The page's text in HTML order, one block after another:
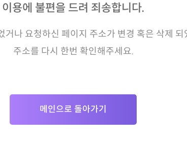
이용에 불편을 드려 죄송합니다.
거나 요청하신 페이지 주소가 변경 혹은 삭제 되
주소를 다시 한번 확인해주세요.
메인으로 돌아가기